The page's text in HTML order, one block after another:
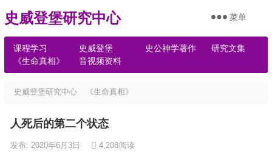
史威登堡研究中心
课程学习 史威登堡 史公神学著作
研究文集
《生命真相》
音视频资料
菜单
史威登堡研究中心 《生命真相》
人死后的第二个状态
发布: 2020年6月3日 4,208阅读